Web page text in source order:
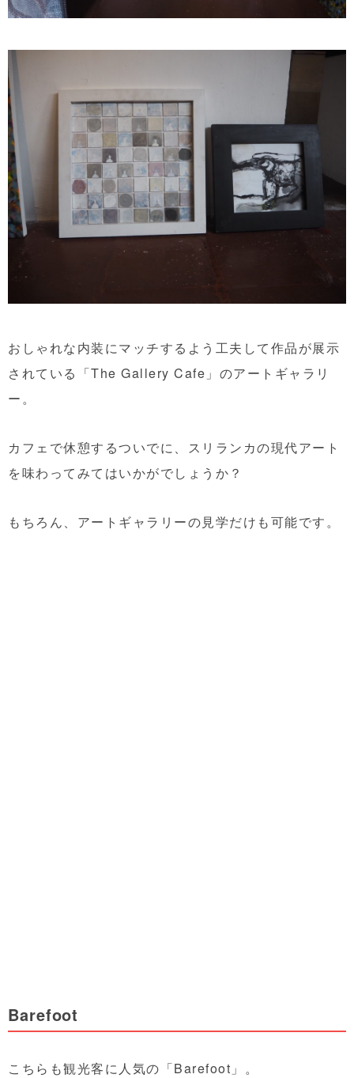
おしゃれな内装にマッチするよう工夫して作品が展示
されている「The Gallery Cafe」のアートギャラリ
ー。
カフェで休憩するついでに、スリランカの現代アート
を味わってみてはいかがでしょうか？
もちろん、アートギャラリーの見学だけも可能です。
Barefoot
こちらも観光客に人気の「Barefoot」。